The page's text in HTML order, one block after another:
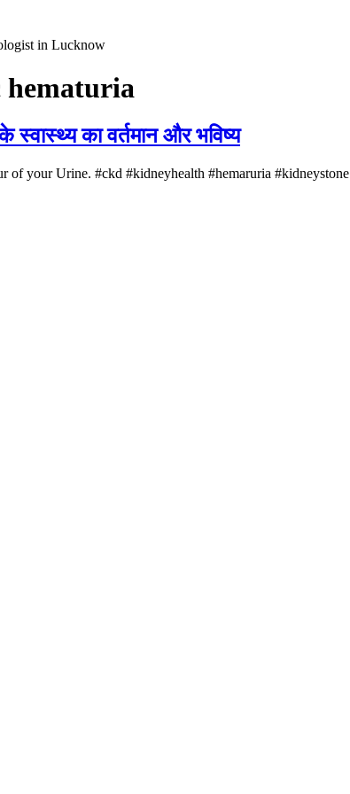
in Lucknow
hematuria
का वर्तमान और भविष्य
of your Urine. #ckd #kidneyhealth #hemaruria #kidneystone